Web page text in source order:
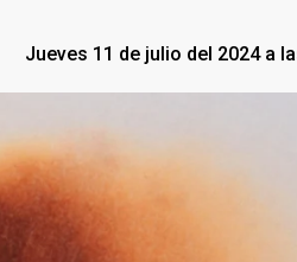
Jueves 11 de julio del 2024 a